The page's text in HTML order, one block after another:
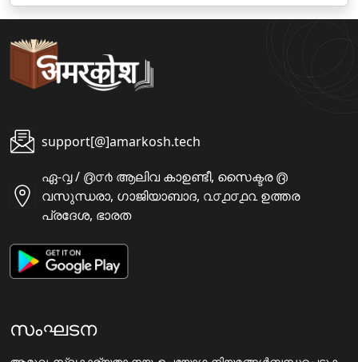
support[@]amarkosh.tech
ഏ-൮ / ൫൦൪ ആലിവ കാഉണ്ടീ, സൈക്ടര ൫
വസുന്ധരാ, ഗാജിയാബാദ, ൨൦൧൦൧൨ ഉത്തര
പ്രദേശ, ഭാരത
സംഘടന